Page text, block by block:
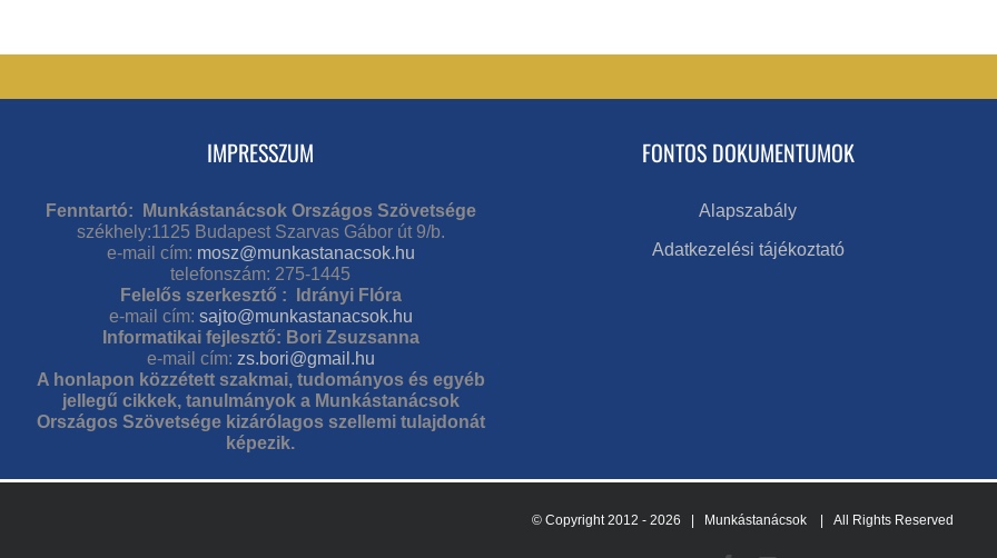
IMPRESSZUM
Fenntartó: Munkástanácsok Országos Szövetsége
székhely:1125 Budapest Szarvas Gábor út 9/b.
e-mail cím: mosz@munkastanacsok.hu
telefonszám: 275-1445
Felelős szerkesztő : Idrányi Flóra
e-mail cím: sajto@munkastanacsok.hu
Informatikai fejlesztő: Bori Zsuzsanna
e-mail cím: zs.bori@gmail.hu
A honlapon közzétett szakmai, tudományos és egyéb
jellegű cikkek, tanulmányok a Munkástanácsok
Országos Szövetsége kizárólagos szellemi tulajdonát
képezik.
FONTOS DOKUMENTUMOK
Alapszabály
Adatkezelési tájékoztató
© Copyright 2012 - 2026 | Munkástanácsok | All Rights Reserved